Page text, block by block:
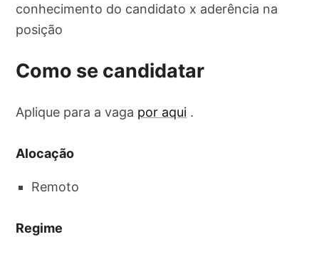
conhecimento do candidato x aderência na
posição
Como se candidatar
Aplique para a vaga por aqui .
Alocação
Remoto
Regime